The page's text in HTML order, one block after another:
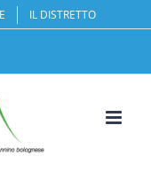
Apri la
IL DISTRETTO